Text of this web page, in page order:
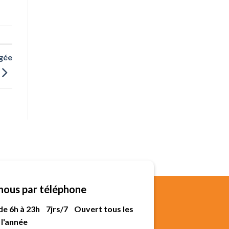
par téléphone
6h à 23h 7jrs/7 Ouvert tous les